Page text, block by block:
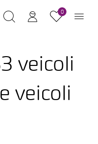
0
veicoli
veicoli